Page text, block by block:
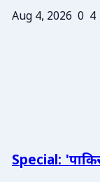
Aug 4, 2026 0 4
Special: